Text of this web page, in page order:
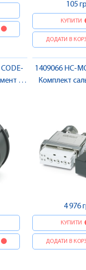
105
КУПИТИ
ДОДАТИ В
,
1409066 HC-
Комплект
4 976
КУПИТИ
ДОДАТИ В